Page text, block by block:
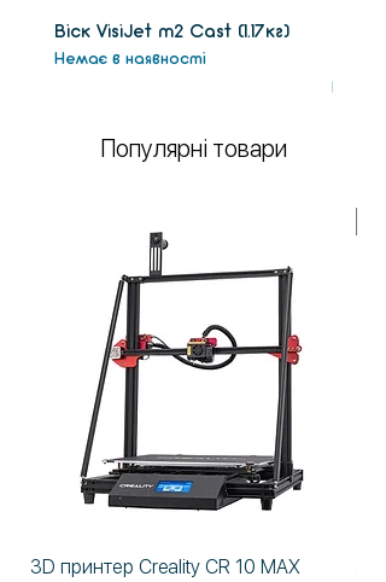
Віск VisiJet m2 Сast (1.17кг)
Немає в наявності
Немає
Популярні товари
3D принтер Creality CR 10 MAX